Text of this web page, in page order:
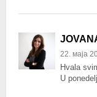
22. маја
Hvala
U